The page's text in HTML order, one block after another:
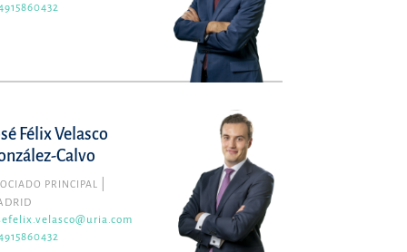
Félix Velasco
Calvo
PRINCIPAL